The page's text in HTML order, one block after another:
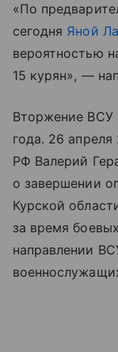
«По
сегодня Яной
вероятностью
15 курян», —
Вторжение ВСУ
года. 26
РФ Валерий
о завершении
Курской
за время
направлении